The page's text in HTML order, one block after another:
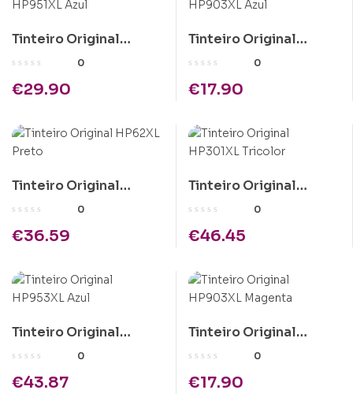
Tinteiro Original
HP951XL Azul
0
€29.90
Tinteiro Original
HP903XL Azul
0
€17.90
Tinteiro Original
HP62XL Preto
0
€36.59
Tinteiro Original
HP301XL Tricolor
0
€46.45
Tinteiro Original
HP953XL Azul
0
€43.87
Tinteiro Original
HP903XL Magenta
0
€17.90